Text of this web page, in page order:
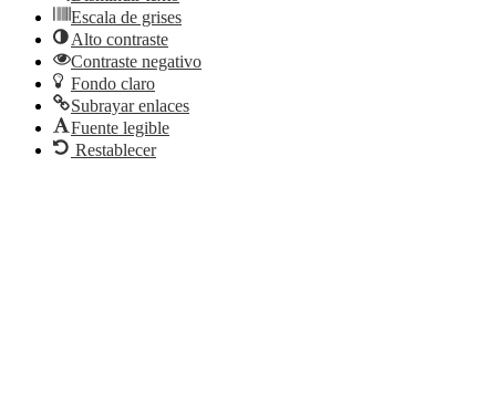
Escala de grises
Alto contraste
Contraste negativo
Fondo claro
Subrayar enlaces
Fuente legible
Restablecer